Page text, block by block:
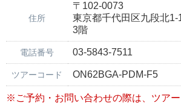
住所
〒102-0073
東京都千代田区九段北
3階
電話番号 03-5843-7511
ツアーコード ON62BGA-PDM-F5
※ご予約・お問い合わせの際は、ツアー